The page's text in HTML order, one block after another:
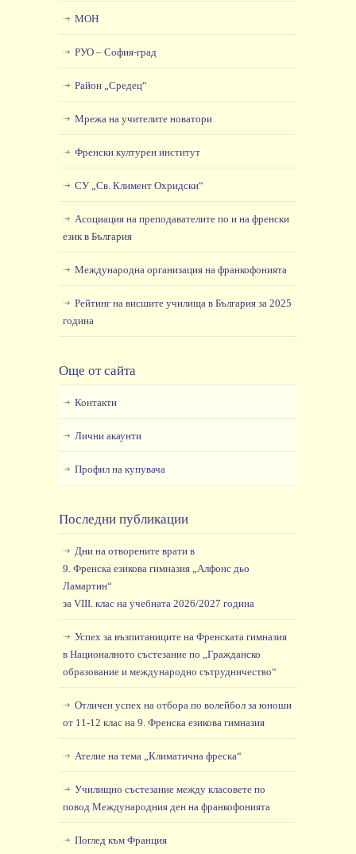
МОН
РУО – София-град
Район „Средец“
Мрежа на учителите новатори
Френски културен институт
СУ „Св. Климент Охридски“
Асоциация на преподавателите по и на френски
език в България
Международна организация на франкофонията
Рейтинг на висшите училища в България за 2025
година
Още от сайта
Контакти
Лични акаунти
Профил на купувача
Последни публикации
Дни на отворените врати в
9. Френска езикова гимназия „Алфонс дьо
Ламартин“
за VIII. клас на учебната 2026/2027 година
Успех за възпитаниците на Френската гимназия
в Националното състезание по „Гражданско
образование и международно сътрудничество“
Отличен успех на отбора по волейбол за юноши
от 11-12 клас на 9. Френска езикова гимназия
Ателие на тема „Климатична фреска“
Училищно състезание между класовете по
повод Международния ден на франкофонията
Поглед към Франция